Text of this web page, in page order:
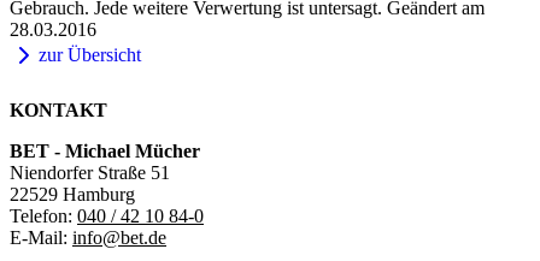
Gebrauch. Jede weitere Verwertung ist untersagt. Geändert am
28.03.2016
zur Übersicht
KONTAKT
BET - Michael Mücher
Niendorfer Straße 51
22529 Hamburg
Telefon: 040 / 42 10 84-0
E-Mail: info@bet.de